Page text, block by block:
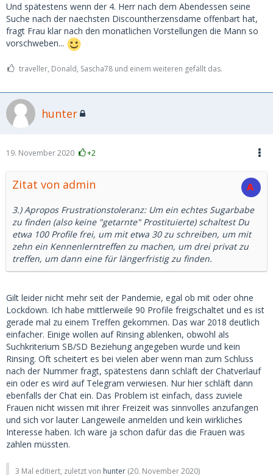
Und spätestens wenn der 4. Herr nach dem Abendessen seine
Suche nach der naechsten Discountherzensdame offenbart hat,
fragt Frau klar nach den monatlichen Vorstellungen die Mann so
vorschweben...
traveller, Donald, Sascha78 und einem weiteren gefällt das.
hunter
19. November 2020 +2
Zitat von admin
3.) Apropos Frustrationstoleranz: Um ein echtes Sugarbabe
zu finden (also keine "getarnte" Prostituierte) schaltest Du
etwa 100 Profile frei, um mit etwa 30 zu schreiben, um mit
zehn ein Kennenlerntreffen zu machen, um drei privat zu
treffen, um dann eine für längerfristig zu finden.
Gilt leider nicht mehr seit der Pandemie, egal ob mit oder ohne
Lockdown. Ich habe mittlerweile 90 Profile freigschaltet und es ist
gerade mal zu einem Treffen gekommen. Das war 2018 deutlich
einfacher. Einige wollen auf Rinsing ablenken, obwohl als
Suchkriterium SB/SD Beziehung angegeben wurde und kein
Rinsing. Oft scheitert es bei vielen aber wenn man zum Schluss
nach der Nummer fragt, spätestens dann schläft der Chatverlauf
ein oder es wird auf Telegram verwiesen. Nur hier schläft dann
ebenfalls der Chat ein. Das Problem ist einfach, dass zuviele
Frauen nicht wissen mit ihrer Freizeit was sinnvolles anzufangen
und sich vor lauter Langeweile anmelden und kein wirkliches
Interesse haben. Ich wäre ja schon dafür das die Frauen was
zahlen müssten.
3 Mal editiert, zuletzt von hunter (20. November 2020)